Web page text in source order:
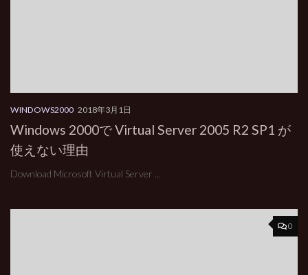
WINDOWS2000 2018年3月1日
Windows 2000で Virtual Server 2005 R2 SP1 が
使えない理由
Download Microsoft Virtual Server ...
0